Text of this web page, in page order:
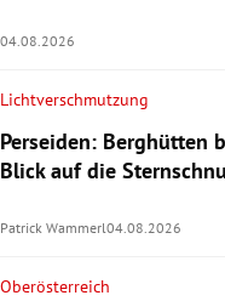
04.08.2026
Lichtverschmutzung
Perseiden: Berghütten
Blick auf die
Patrick Wammerl04.08.2026
Oberösterreich